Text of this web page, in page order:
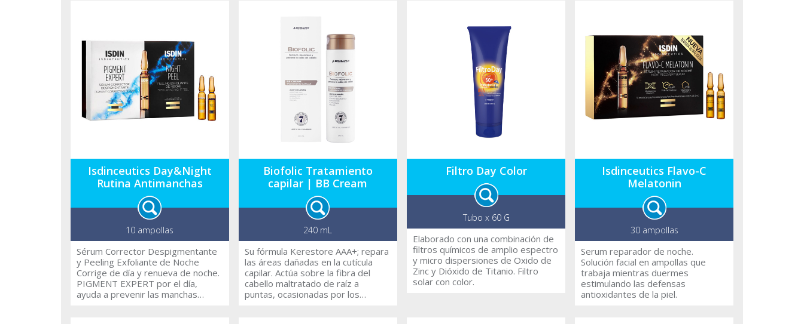
oxidativo y la polución. Su
innovador formato con vitamina C
en polvo mantiene la vitamina C
fresca y estable hasta el primer
momento de uso, cuando se
mezcla con una solución líquida con
ingredientes antioxidantes,
hidratantes y antipolución.
de Protección Integral (FPSI)
contra los rayos UVA-UVB y
radicales libres. FOTOESTABLE //
Tacto seco y sensorial de seda.
Eficacia In-vivo método Colipa en
AMA Laboratoires Inc., USA. *Con
Phytoney CTG ®, mezcla de
exóticos extractos que actúa
sobre la epidermis como
renovador celular, humectante y
antioxidante natural. Rápida
Testeado y aprobado
dermatológicamente en
Dermaconsult ®, Alemania.
Isdinceutics Day&Night
Rutina Antimanchas
10 ampollas
Sérum Corrector Despigmentante
y Peeling Exfoliante de Noche
Corrige de día y renueva de noche.
PIGMENT EXPERT por el día,
ayuda a prevenir las manchas
Biofolic Tratamiento
capilar | BB Cream
240 mL
Su fórmula Kerestore AAA+; repara
las áreas dañadas en la cutícula
capilar. Actúa sobre la fibra del
cabello maltratado de raíz a
puntas, ocasionadas por los
Filtro Day Color
Tubo x 60 G
Elaborado con una combinación de
filtros químicos de amplio espectro
y micro dispersiones de Oxido de
Zinc y Dióxido de Titanio. Filtro
solar con color.
Isdinceutics Flavo-C
Melatonin
30 ampollas
Serum reparador de noche.
Solución facial en ampollas que
trabaja mientras duermes
estimulando las defensas
antioxidantes de la piel.